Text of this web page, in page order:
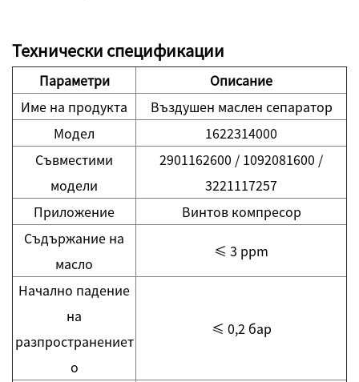
Технически спецификации
Параметри
Описание
Име на продукта
Въздушен маслен сепаратор
Модел
1622314000
Съвместими
модели
2901162600 / 1092081600 /
3221117257
Приложение
Винтов компресор
Съдържание на
масло
≤ 3 ppm
Начално падение
на
разпространениет
о
≤ 0,2 бар